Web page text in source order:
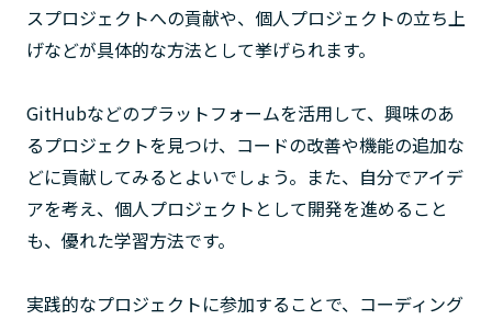
スプロジェクトへの貢献や、個人プロジェクトの立ち上
げなどが具体的な方法として挙げられます。
GitHubなどのプラットフォームを活用して、興味のあ
るプロジェクトを見つけ、コードの改善や機能の追加な
どに貢献してみるとよいでしょう。また、自分でアイデ
アを考え、個人プロジェクトとして開発を進めること
も、優れた学習方法です。
実践的なプロジェクトに参加することで、コーディング